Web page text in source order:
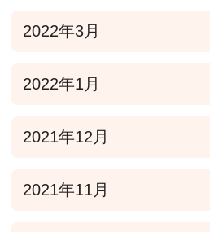
2022年3月
2022年1月
2021年12月
2021年11月